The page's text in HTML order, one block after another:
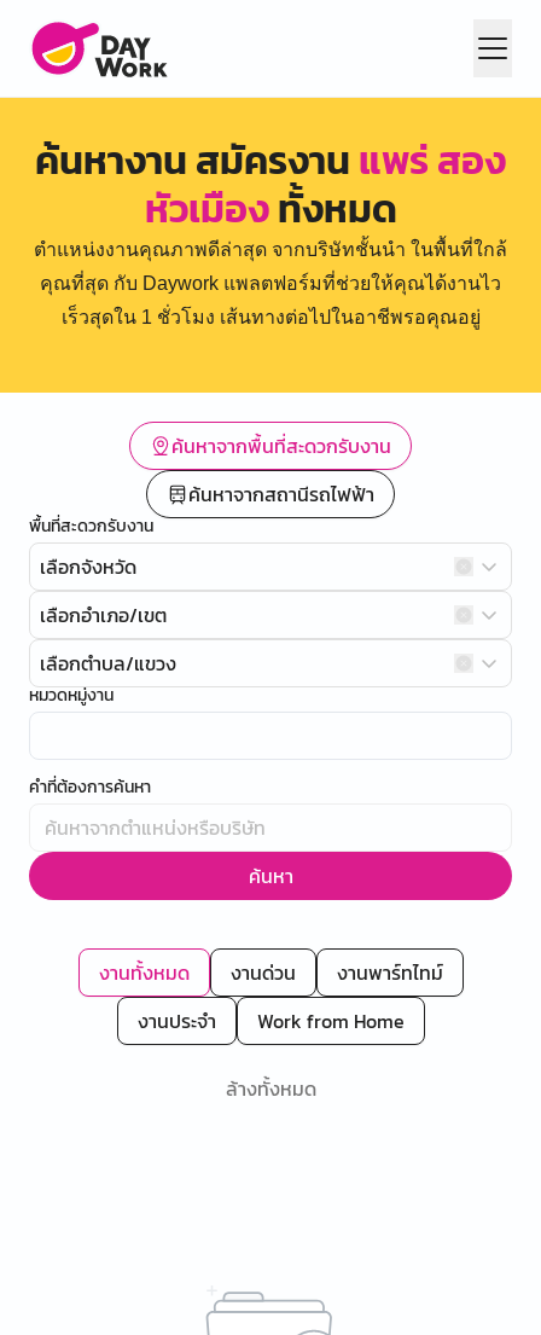
ค้นหางาน สมัครงานแพร่ สอง
หัวเมืองทั้งหมด
ตำแหน่งงานคุณภาพดีล่าสุด จากบริษัทชั้นนำ ในพื้นที่ใกล้
คุณที่สุด กับ Daywork แพลตฟอร์มที่ช่วยให้คุณได้งานไว
เร็วสุดใน 1 ชั่วโมง เส้นทางต่อไปในอาชีพรอคุณอยู่
ค้นหาจากพื้นที่สะดวกรับงาน
ค้นหาจากสถานีรถไฟฟ้า
พื้นที่สะดวกรับงาน
เลือกจังหวัด
เลือกอำเภอ/เขต
เลือกตำบล/แขวง
หมวดหมู่งาน
คำที่ต้องการค้นหา
ค้นหา
งานทั้งหมด งานด่วน
งานพาร์ทไทม์
งานประจำ
Work from Home
ล้างทั้งหมด